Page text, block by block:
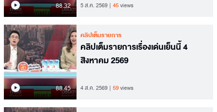
88.32 5 ส.ค. 2569 45views
88.45
คลิปเต็มรายการ
คลิปเต็มรายการเรื่องเด่นเย็นนี้ 4
สิงหาคม 2569
4 ส.ค. 2569 59views